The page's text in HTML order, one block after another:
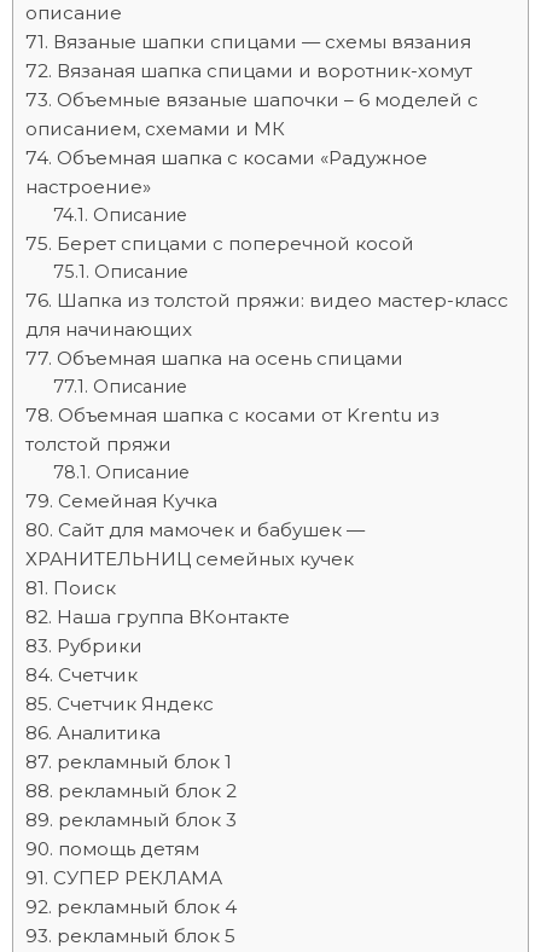
описание
Вязаные шапки спицами — схемы вязания
Вязаная шапка спицами и воротник-хомут
Объемные вязаные шапочки – 6 моделей с
описанием, схемами и МК
Объемная шапка с косами «Радужное
настроение»
Описание
Берет спицами с поперечной косой
Описание
Шапка из толстой пряжи: видео мастер-класс
для начинающих
Объемная шапка на осень спицами
Описание
Объемная шапка с косами от Krentu из
толстой пряжи
Описание
Семейная Кучка
Сайт для мамочек и бабушек —
ХРАНИТЕЛЬНИЦ семейных кучек
Поиск
Наша группа ВКонтакте
Рубрики
Счетчик
Счетчик Яндекс
Аналитика
рекламный блок 1
рекламный блок 2
рекламный блок 3
помощь детям
СУПЕР РЕКЛАМА
рекламный блок 4
рекламный блок 5